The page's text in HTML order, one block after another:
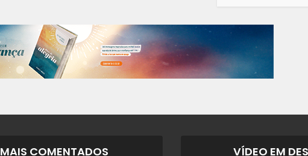
MAIS COMENTADOS VÍDEO EM